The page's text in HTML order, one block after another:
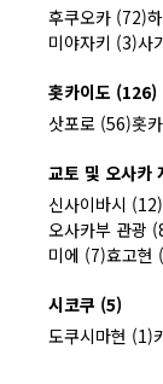
후쿠오카 (72)
미야자키 (3)사
홋카이도 (126)
삿포로 (56)홋
교토 및 오사카
신사이바시 (12)
오사카부 관광
미에 (7)효고현
시코쿠 (5)
도쿠시마현 (1)